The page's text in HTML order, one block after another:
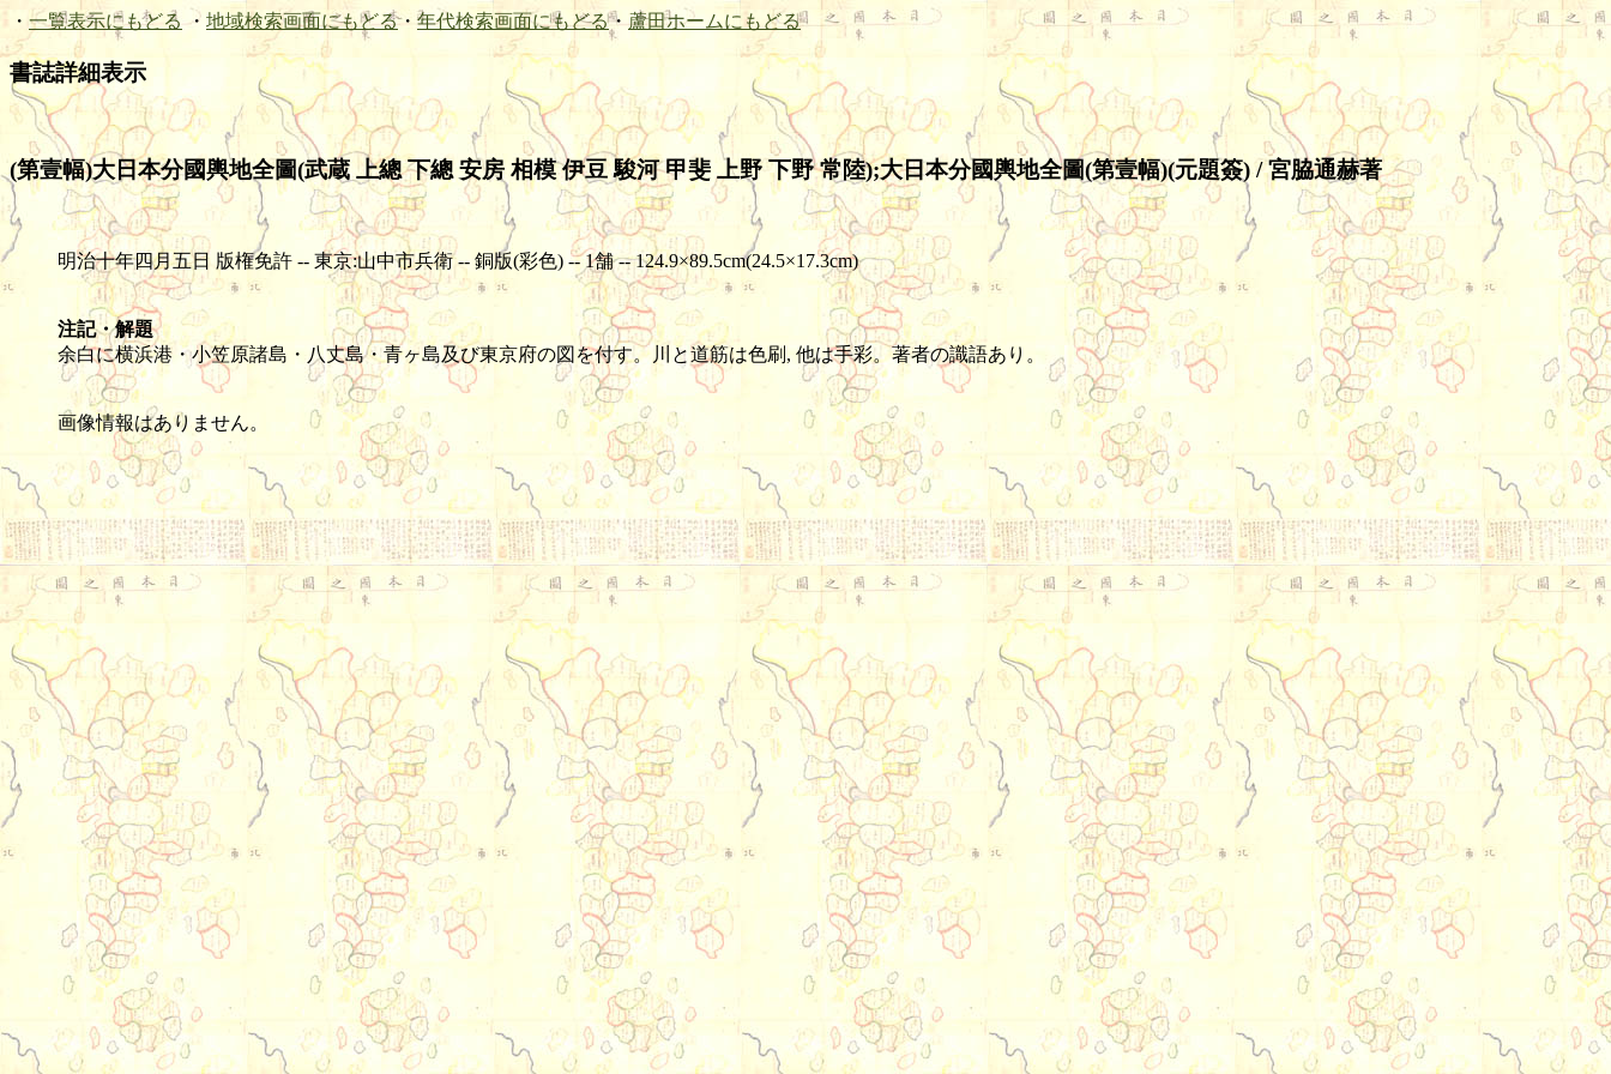
・ 一覧表示にもどる ・ 地域検索画面にもどる・ 年代検索画面にもどる・ 蘆田ホームにもどる
書誌詳細表示
(第壹幅)大日本分國輿地全圖(武蔵 上總 下總 安房 相模 伊豆 駿河 甲斐 上野 下野 常陸);大日本分國輿地全圖(第壹幅)(元題簽) / 宮脇通赫著
明治十年四月五日 版権免許 -- 東京:山中市兵衛 -- 銅版(彩色) -- 1舗 -- 124.9×89.5cm(24.5×17.3cm)
注記・解題
余白に横浜港・小笠原諸島・八丈島・青ヶ島及び東京府の図を付す。川と道筋は色刷, 他は手彩。著者の識語あり。
画像情報はありません。